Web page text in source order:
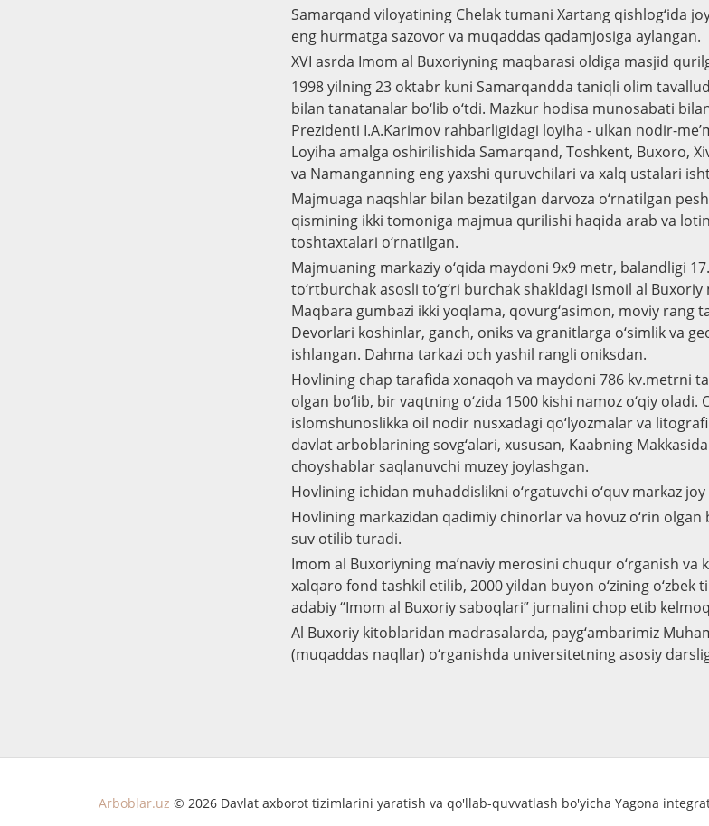
Samarqand viloyatining Chelak tumani Xartang qishlog‘ida
eng hurmatga sazovor va muqaddas qadamjosiga aylangan.
XVI asrda Imom al Buxoriyning maqbarasi oldiga masjid
1998 yilning 23 oktabr kuni Samarqandda taniqli olim
bilan tanatanalar bo‘lib o‘tdi. Mazkur hodisa munosabati
Prezidenti I.A.Karimov rahbarligidagi loyiha - ulkan nodir-
Loyiha amalga oshirilishida Samarqand, Toshkent, Buxoro,
va Namanganning eng yaxshi quruvchilari va xalq ustalari
Majmuaga naqshlar bilan bezatilgan darvoza o‘rnatilgan
qismining ikki tomoniga majmua qurilishi haqida arab va
toshtaxtalari o‘rnatilgan.
Majmuaning markaziy o‘qida maydoni 9x9 metr, balandligi
to‘rtburchak asosli to‘g‘ri burchak shakldagi Ismoil al
Maqbara gumbazi ikki yoqlama, qovurg‘asimon, moviy rang
Devorlari koshinlar, ganch, oniks va granitlarga o‘simlik va
ishlangan. Dahma tarkazi och yashil rangli oniksdan.
Hovlining chap tarafida xonaqoh va maydoni 786 kv.metrni
olgan bo‘lib, bir vaqtning o‘zida 1500 kishi namoz o‘qiy
islomshunoslikka oil nodir nusxadagi qo‘lyozmalar va
davlat arboblarining sovg‘alari, xususan, Kaabning
choyshablar saqlanuvchi muzey joylashgan.
Hovlining ichidan muhaddislikni o‘rgatuvchi o‘quv markaz joy
Hovlining markazidan qadimiy chinorlar va hovuz o‘rin olgan
suv otilib turadi.
Imom al Buxoriyning ma’naviy merosini chuqur o‘rganish va
xalqaro fond tashkil etilib, 2000 yildan buyon o‘zining o‘zbek
adabiy “Imom al Buxoriy saboqlari” jurnalini chop etib
Al Buxoriy kitoblaridan madrasalarda, payg‘ambarimiz
(muqaddas naqllar) o‘rganishda universitetning asosiy
Arboblar.uz © 2026 Davlat axborot tizimlarini yaratish va qo'llab-quvvatlash bo'yicha Yagona